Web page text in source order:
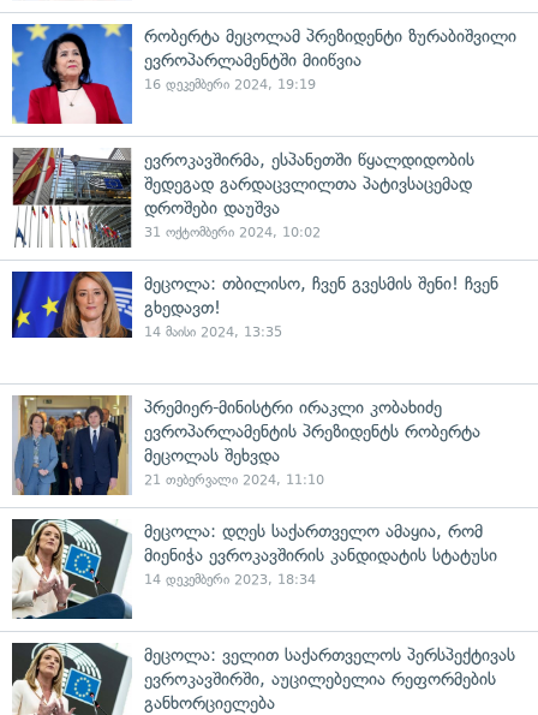
რობერტა მეცოლამ პრეზიდენტი ზურაბიშვილი
ევროპარლამენტში მიიწვია
16 დეკემბერი 2024, 19:19
ევროკავშირმა, ესპანეთში წყალდიდობის
შედეგად გარდაცვლილთა პატივსაცემად
დროშები დაუშვა
31 ოქტომბერი 2024, 10:02
მეცოლა: თბილისო, ჩვენ გვესმის შენი! ჩვენ
გხედავთ!
14 მაისი 2024, 13:35
პრემიერ-მინისტრი ირაკლი კობახიძე
ევროპარლამენტის პრეზიდენტს რობერტა
მეცოლას შეხვდა
21 თებერვალი 2024, 11:10
მეცოლა: დღეს საქართველო ამაყია, რომ
მიენიჭა ევროკავშირის კანდიდატის სტატუსი
14 დეკემბერი 2023, 18:34
მეცოლა: ველით საქართველოს პერსპექტივას
ევროკავშირში, აუცილებელია რეფორმების
განხორციელება